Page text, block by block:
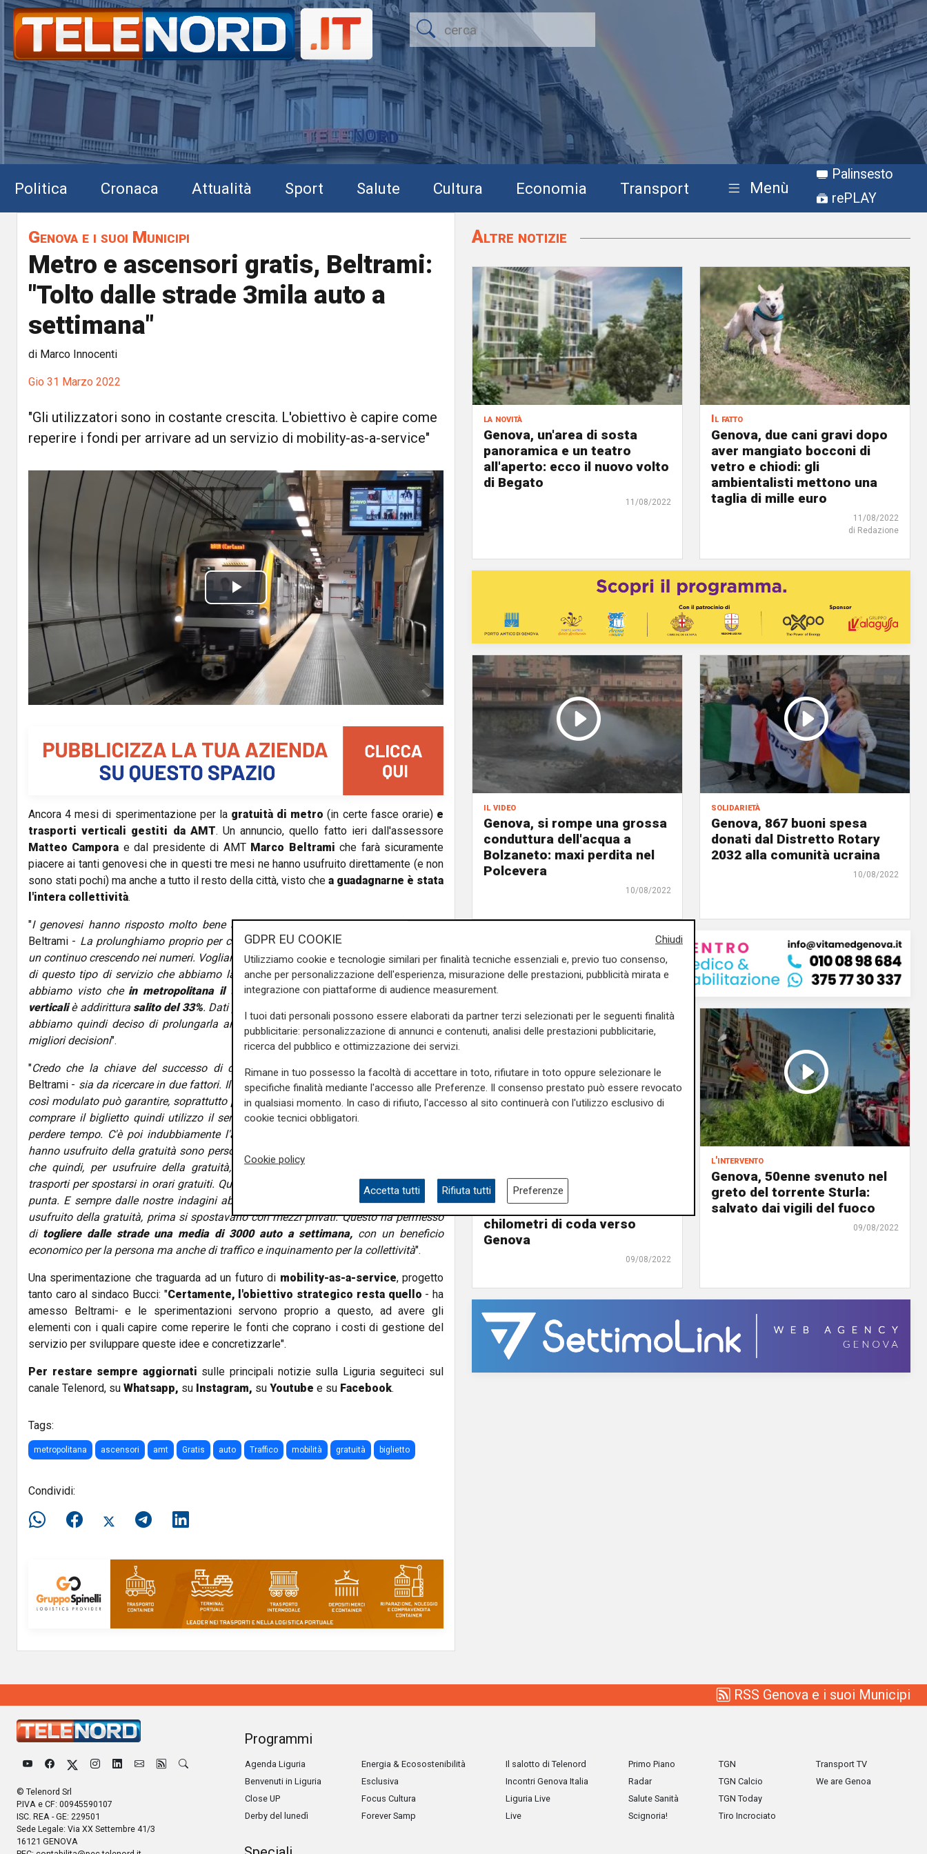
Politica Cronaca Attualità Sport Salute Cultura Economia Transport Menù
Palinsesto
rePLAY
Genova e i suoi Municipi
Metro e ascensori gratis, Beltrami:
"Tolto dalle strade 3mila auto a
settimana"
di Marco Innocenti
Gio 31 Marzo 2022
"Gli utilizzatori sono in costante crescita. L'obiettivo è capire come
reperire i fondi per arrivare ad un servizio di mobility-as-a-service"
P
l
y
i
e
o
Ancora 4 mesi di sperimentazione per la gratuità di metro (in certe fasce orarie) e
trasporti verticali gestiti da AMT. Un annuncio, quello fatto ieri dall'assessore
Matteo Campora e dal presidente di AMT Marco Beltrami che farà sicuramente
piacere ai tanti genovesi che in questi tre mesi ne hanno usufruito direttamente (e non
sono stati pochi) ma anche a tutto il resto della città, visto che a guadagnarne è stata
l'intera collettività.
"I genovesi hanno risposto molto bene alla nostra sperimentazione- ha spiegato
Beltrami - La prolunghiamo proprio per capirne a pieno le potenzialità, avendo visto
un continuo crescendo nei numeri. Vogliamo infatti capire quale sia la reale domanda
di questo tipo di servizio che abbiamo lanciato. Tanto per dare un'idea dei numeri,
abbiamo visto che in metropolitana il traffico è salito del 18%e negliimpianti
verticaliè addirittura salito del 33%. Dati peraltro in costante crescita. Con il Comune
abbiamo quindi deciso di prolungarla ancora per 4 mesi per prendere in futuro le
migliori decisioni".
"Credo che la chiave del successo di questa sperimentazione- ha poi spiegato
Beltrami - sia da ricercare in due fattori. Il primo è lacompleta libertà che un servizio
così modulato può garantire, soprattutto per gli impianti verticali. Non ho bisogno di
comprare il biglietto quindi utilizzo il servizio ogni volta che ne ho bisogno, senza
perdere tempo. C'è poi indubbiamente l'aspetto del
hanno usufruito della gratuità sono persone che potevano disporre del loro tempo e
che quindi, per usufruire della gratuità, hanno cambiato gli orari di utilizzo dei
trasporti per spostarsi in orari gratuiti. Questo ha permesso di disaffollare gli orari di
punta. E sempre dalle nostre indagini abbiamo visto che molti di quelli che hanno
usufruito della gratuità, prima si spostavano con mezzi privati. Questo ha permesso
di togliere dalle strade una media di 3000 auto a settimana, con un beneficio
economico per la persona ma anche di traffico e inquinamento per la collettività".
Una sperimentazione che traguarda ad un futuro di mobility-as-a-service, progetto
tanto caro al sindaco Bucci: "Certamente, l'obiettivo strategico resta quello - ha
amesso Beltrami- e le sperimentazioni servono proprio a questo, ad avere gli
elementi con i quali capire come reperire le fonti che coprano i costi di gestione del
servizio per sviluppare queste idee e concretizzarle".
Per restare sempre aggiornati sulle principali notizie sulla Liguria seguiteci sul
canale Telenord, su Whatsapp, su Instagram, su Youtube e su Facebook.
Tags:
metropolitana ascensori amt Gratis auto Traffico mobilità gratuità biglietto
Condividi:
Altre notizie
la novità
Genova, un'area di sosta
panoramica e un teatro
all'aperto: ecco il nuovo volto
di Begato
11/08/2022
Il fatto
Genova, due cani gravi dopo
aver mangiato bocconi di
vetro e chiodi: gli
ambientalisti mettono una
taglia di mille euro
11/08/2022
di Redazione
il video
Genova, si rompe una grossa
conduttura dell'acqua a
Bolzaneto: maxi perdita nel
Polcevera
10/08/2022
solidarietà
Genova, 867 buoni spesa
donati dal Distretto Rotary
2032 alla comunità ucraina
10/08/2022
Genova, tamponamento fra
tre auto e un furgone sul
ponte San Giorgio: 2
chilometri di coda verso
Genova
09/08/2022
l'intervento
Genova, 50enne svenuto nel
greto del torrente Sturla:
salvato dai vigili del fuoco
09/08/2022
RSS Genova e i suoi Municipi
© Telenord Srl
P.IVA e CF: 00945590107
ISC. REA - GE: 229501
Sede Legale: Via XX Settembre 41/3
16121 GENOVA
Programmi
Agenda Liguria
Benvenuti in Liguria
Close UP
Derby del lunedì
Energia & Ecosostenibilità
Esclusiva
Focus Cultura
Forever Samp
Il salotto di Telenord
Incontri Genova Italia
Liguria Live
Live
Primo Piano
Radar
Salute Sanità
Scignoria!
TGN
TGN Calcio
TGN Today
Tiro Incrociato
Transport TV
We are Genoa
Chiudi
GDPR EU COOKIE
Utilizziamo cookie e tecnologie similari per finalità tecniche essenziali e, previo tuo consenso,
anche per personalizzazione dell'esperienza, misurazione delle prestazioni, pubblicità mirata e
integrazione con piattaforme di audience measurement.
I tuoi dati personali possono essere elaborati da partner terzi selezionati per le seguenti finalità
pubblicitarie: personalizzazione di annunci e contenuti, analisi delle prestazioni pubblicitarie,
ricerca del pubblico e ottimizzazione dei servizi.
Rimane in tuo possesso la facoltà di accettare in toto, rifiutare in toto oppure selezionare le
specifiche finalità mediante l'accesso alle Preferenze. Il consenso prestato può essere revocato
in qualsiasi momento. In caso di rifiuto, l'accesso al sito continuerà con l'utilizzo esclusivo di
cookie tecnici obbligatori.
Cookie policy
Accetta tutti Rifiuta tutti Preferenze